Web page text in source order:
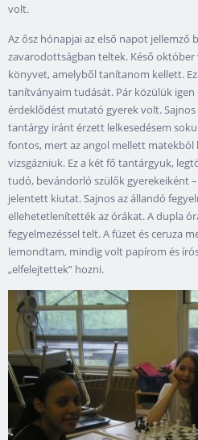
volt.
Az ősz hónapjai az első napot jellemző
zavarodottságban teltek. Késő
könyvet, amelyből tanítanom kellett.
tanítványaim tudását. Pár közülük
érdeklődést mutató gyerek volt.
tantárgy iránt érzett lelkesedésem
fontos, mert az angol mellett matekból
vizsgázniuk. Ez a két fő tantárgyuk,
tudó, bevándorló szülők gyerekeiként
jelentett kiutat. Sajnos az állandó
ellehetetlenítették az órákat. A dupla
fegyelmezéssel telt. A füzet és ceruza
lemondtam, mindig volt papírom és
„elfelejtettek” hozni.